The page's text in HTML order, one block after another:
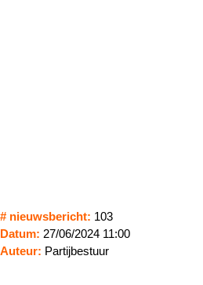
# nieuwsbericht: 103
Datum: 27/06/2024 11:00
Auteur: Partijbestuur